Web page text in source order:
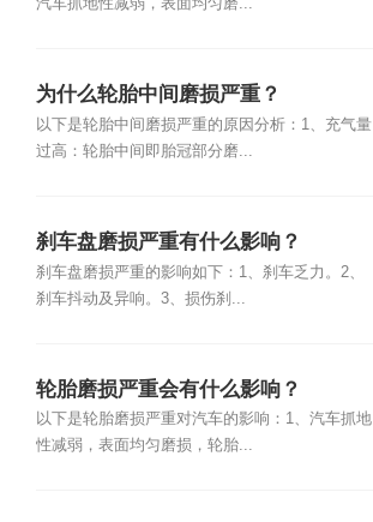
汽车抓地性减弱，表面均匀磨...
为什么轮胎中间磨损严重？
以下是轮胎中间磨损严重的原因分析：1、充气量
过高：轮胎中间即胎冠部分磨...
刹车盘磨损严重有什么影响？
刹车盘磨损严重的影响如下：1、刹车乏力。2、
刹车抖动及异响。3、损伤刹...
轮胎磨损严重会有什么影响？
以下是轮胎磨损严重对汽车的影响：1、汽车抓地
性减弱，表面均匀磨损，轮胎...